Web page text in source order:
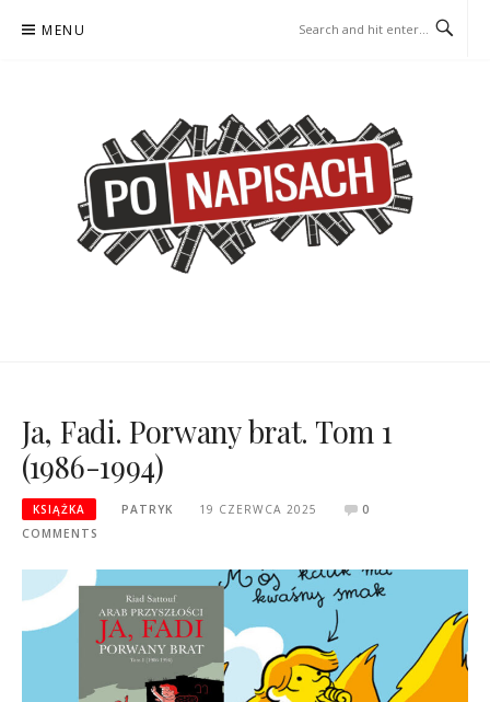
MENU
Ja, Fadi. Porwany brat. Tom 1
(1986-1994)
KSIĄŻKA PATRYK 19 CZERWCA 2025
0
COMMENTS